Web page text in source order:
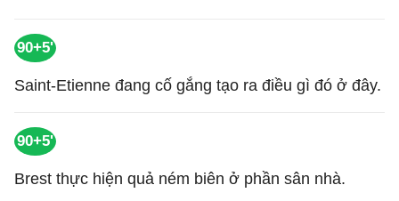
90+5'
Saint-Etienne đang cố gắng tạo ra điều gì đó ở đây.
90+5'
Brest thực hiện quả ném biên ở phần sân nhà.